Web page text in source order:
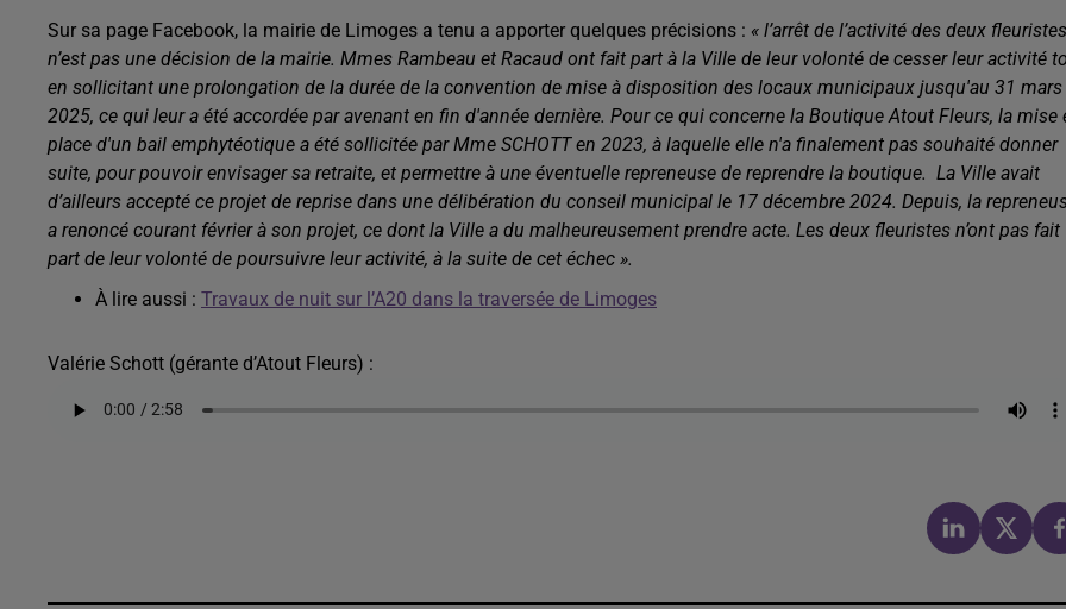
Sur sa page Facebook, la mairie de Limoges a tenu a apporter quelques précisions : « l’arrêt de l’activité des deux fleuristes
n’est pas une décision de la mairie. Mmes Rambeau et Racaud ont fait part à la Ville de leur volonté de cesser leur activité
en sollicitant une prolongation de la durée de la convention de mise à disposition des locaux municipaux jusqu'au 31 mars
2025, ce qui leur a été accordée par avenant en fin d'année dernière. Pour ce qui concerne la Boutique Atout Fleurs, la mise
place d'un bail emphytéotique a été sollicitée par Mme SCHOTT en 2023, à laquelle elle n'a finalement pas souhaité donner
suite, pour pouvoir envisager sa retraite, et permettre à une éventuelle repreneuse de reprendre la boutique. La Ville avait
d’ailleurs accepté ce projet de reprise dans une délibération du conseil municipal le 17 décembre 2024. Depuis, la
a renoncé courant février à son projet, ce dont la Ville a du malheureusement prendre acte. Les deux fleuristes n’ont pas fait
part de leur volonté de poursuivre leur activité, à la suite de cet échec ».
À lire aussi : Travaux de nuit sur l’A20 dans la traversée de Limoges
Valérie Schott (gérante d’Atout Fleurs) :